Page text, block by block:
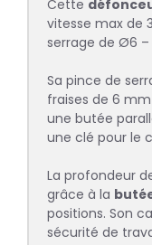
Cette
vitesse max de
serrage de Ø6
Sa pince de
fraises de 6
une butée
une clé pour le
La profondeur
grâce à la
positions. Son
sécurité de